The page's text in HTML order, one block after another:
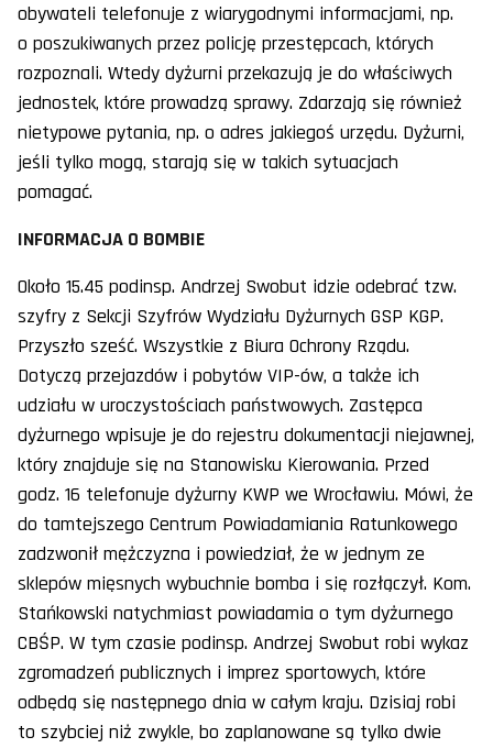
obywateli telefonuje z wiarygodnymi informacjami, np.
o poszukiwanych przez policję przestępcach, których
rozpoznali. Wtedy dyżurni przekazują je do właściwych
jednostek, które prowadzą sprawy. Zdarzają się również
nietypowe pytania, np. o adres jakiegoś urzędu. Dyżurni,
jeśli tylko mogą, starają się w takich sytuacjach
pomagać.
INFORMACJA O BOMBIE
Około 15.45 podinsp. Andrzej Swobut idzie odebrać tzw.
szyfry z Sekcji Szyfrów Wydziału Dyżurnych GSP KGP.
Przyszło sześć. Wszystkie z Biura Ochrony Rządu.
Dotyczą przejazdów i pobytów VIP-ów, a także ich
udziału w uroczystościach państwowych. Zastępca
dyżurnego wpisuje je do rejestru dokumentacji niejawnej,
który znajduje się na Stanowisku Kierowania. Przed
godz. 16 telefonuje dyżurny KWP we Wrocławiu. Mówi, że
do tamtejszego Centrum Powiadamiania Ratunkowego
zadzwonił mężczyzna i powiedział, że w jednym ze
sklepów mięsnych wybuchnie bomba i się rozłączył. Kom.
Stańkowski natychmiast powiadamia o tym dyżurnego
CBŚP. W tym czasie podinsp. Andrzej Swobut robi wykaz
zgromadzeń publicznych i imprez sportowych, które
odbędą się następnego dnia w całym kraju. Dzisiaj robi
to szybciej niż zwykle, bo zaplanowane są tylko dwie